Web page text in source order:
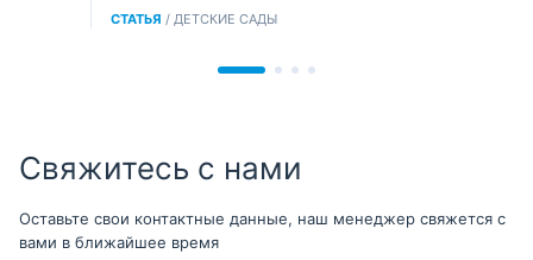
СТАТЬЯ / ДЕТСКИЕ САДЫ
Свяжитесь с нами
Оставьте свои контактные данные, наш менеджер свяжется с
вами в ближайшее время